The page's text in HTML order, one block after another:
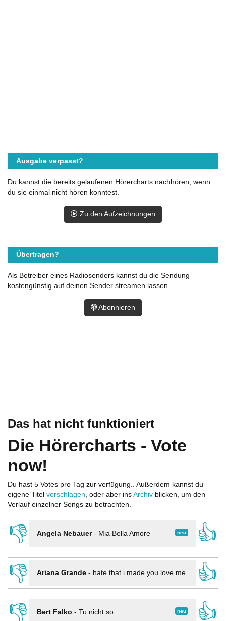
Das hat nicht funktioniert
Die Hörercharts - Vote
now!
Du hast 5 Votes pro Tag zur verfügung.. Außerdem kannst du
eigene Titel vorschlagen, oder aber ins Archiv blicken, um den
Verlauf einzelner Songs zu betrachten.
👎 neu
Angela Nebauer- Mia Bella Amore
👍
👎
Ariana Grande- hate that i made you love me
👍
👎
neu
Bert Falko - Tu nicht so
👍
Ausgabe verpasst?
Du kannst die bereits gelaufenen Hörercharts nachhören, wenn
du sie einmal nicht hören konntest.
Zu den Aufzeichnungen
Übertragen?
Als Betreiber eines Radiosenders kannst du die Sendung
kostengünstig auf deinen Sender streamen lassen.
Abonnieren